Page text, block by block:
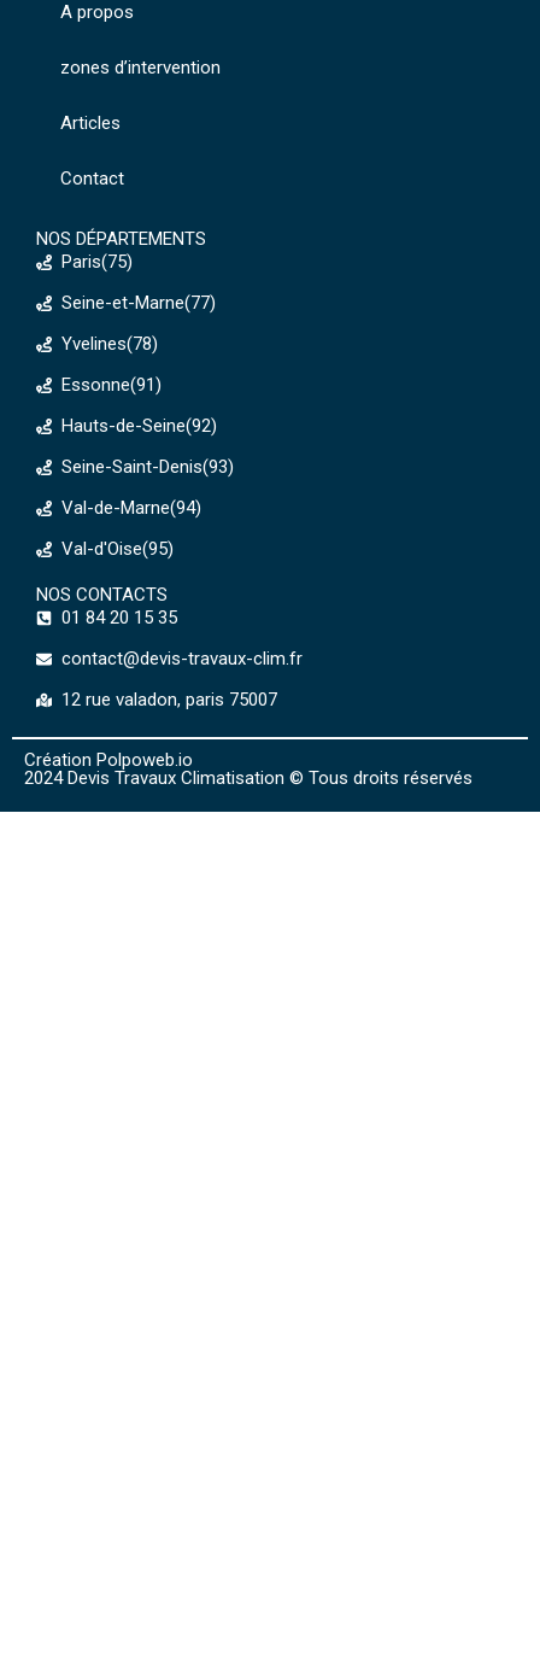
A propos
zones d’intervention
Articles
Contact
NOS DÉPARTEMENTS
Paris(75)
Seine-et-Marne(77)
Yvelines(78)
Essonne(91)
Hauts-de-Seine(92)
Seine-Saint-Denis(93)
Val-de-Marne(94)
Val-d'Oise(95)
NOS CONTACTS
01 84 20 15 35
contact@devis-travaux-clim.fr
12 rue valadon, paris 75007
Création Polpoweb.io
2024 Devis Travaux Climatisation © Tous droits réservés